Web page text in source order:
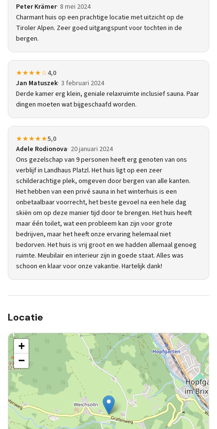
Peter Krämer 8 mei 2024
Charmant huis op een prachtige locatie met uitzicht op de
Tiroler Alpen. Zeer goed uitgangspunt voor tochten in de
bergen.
★★★★☆4,0
Jan Matuszek 3 februari 2024
Derde kamer erg klein, geniale relaxruimte inclusief sauna. Paar
dingen moeten wat bijgeschaafd worden.
★★★★★5,0
Adele Rodionova 20 januari 2024
Ons gezelschap van 9 personen heeft erg genoten van ons
verblijf in Landhaus Platzl. Het huis ligt op een zeer
schilderachtige plek, omgeven door bergen van alle kanten.
Het hebben van een privé sauna in het winterhuis is een
onbetaalbaar voorrecht, het beste gevoel na een hele dag
skiën om op deze manier tijd door te brengen. Het huis heeft
maar één toilet, wat een probleem kan zijn voor grote
bedrijven, maar het heeft onze ervaring helemaal niet
bedorven. Het huis is vrij groot en we hadden allemaal genoeg
ruimte. Meubilair en interieur zijn in goede staat. Alles was
schoon en klaar voor onze vakantie. Hartelijk dank!
Locatie
+
−